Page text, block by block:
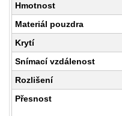
Hmotnost
Materiál pouzdra
Krytí
Snímací vzdálenost
Rozlišení
Přesnost